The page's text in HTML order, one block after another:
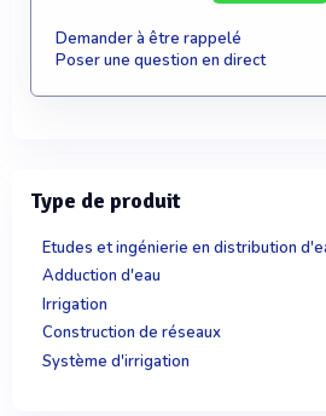
Demander à être rappelé
Poser une question en direct
Type de produit
Etudes et ingénierie en distribution
Adduction d'eau
Irrigation
Construction de réseaux
Système d'irrigation